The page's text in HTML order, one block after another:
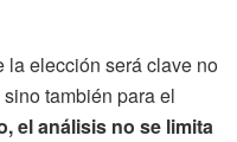
la elección será clave no
también para el
el análisis no se limita